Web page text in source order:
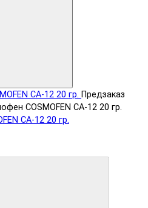
Предзаказ
COSMOFEN CA-12 20 гр.
CA-12 20 гр.